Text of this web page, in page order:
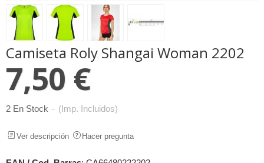
Camiseta Roly Shangai Woman 2202
7,50 €
2 En Stock - (Imp. Incluidos)
Ver descripción Hacer pregunta